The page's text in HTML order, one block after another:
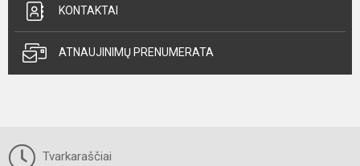
KONTAKTAI
ATNAUJINIMŲ PRENUMERATA
Tvarkaraščiai